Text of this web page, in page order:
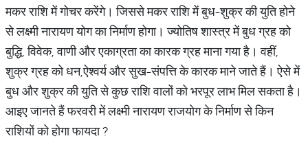
मकर राशि में गोचर करेंगे। जिससे मकर राशि में बुध-शुक्र की युति होने
से लक्ष्मी नारायण योग का निर्माण होगा। ज्योतिष शास्त्र में बुध ग्रह को
बुद्धि, विवेक, वाणी और एकाग्रता का कारक ग्रह माना गया है। वहीं,
शुक्र ग्रह को धन,ऐश्वर्य और सुख-संपत्ति के कारक माने जाते हैं। ऐसे में
बुध और शुक्र की युति से कुछ राशि वालों को भरपूर लाभ मिल सकता है।
आइए जानते हैं फरवरी में लक्ष्मी नारायण राजयोग के निर्माण से किन
राशियों को होगा फायदा ?